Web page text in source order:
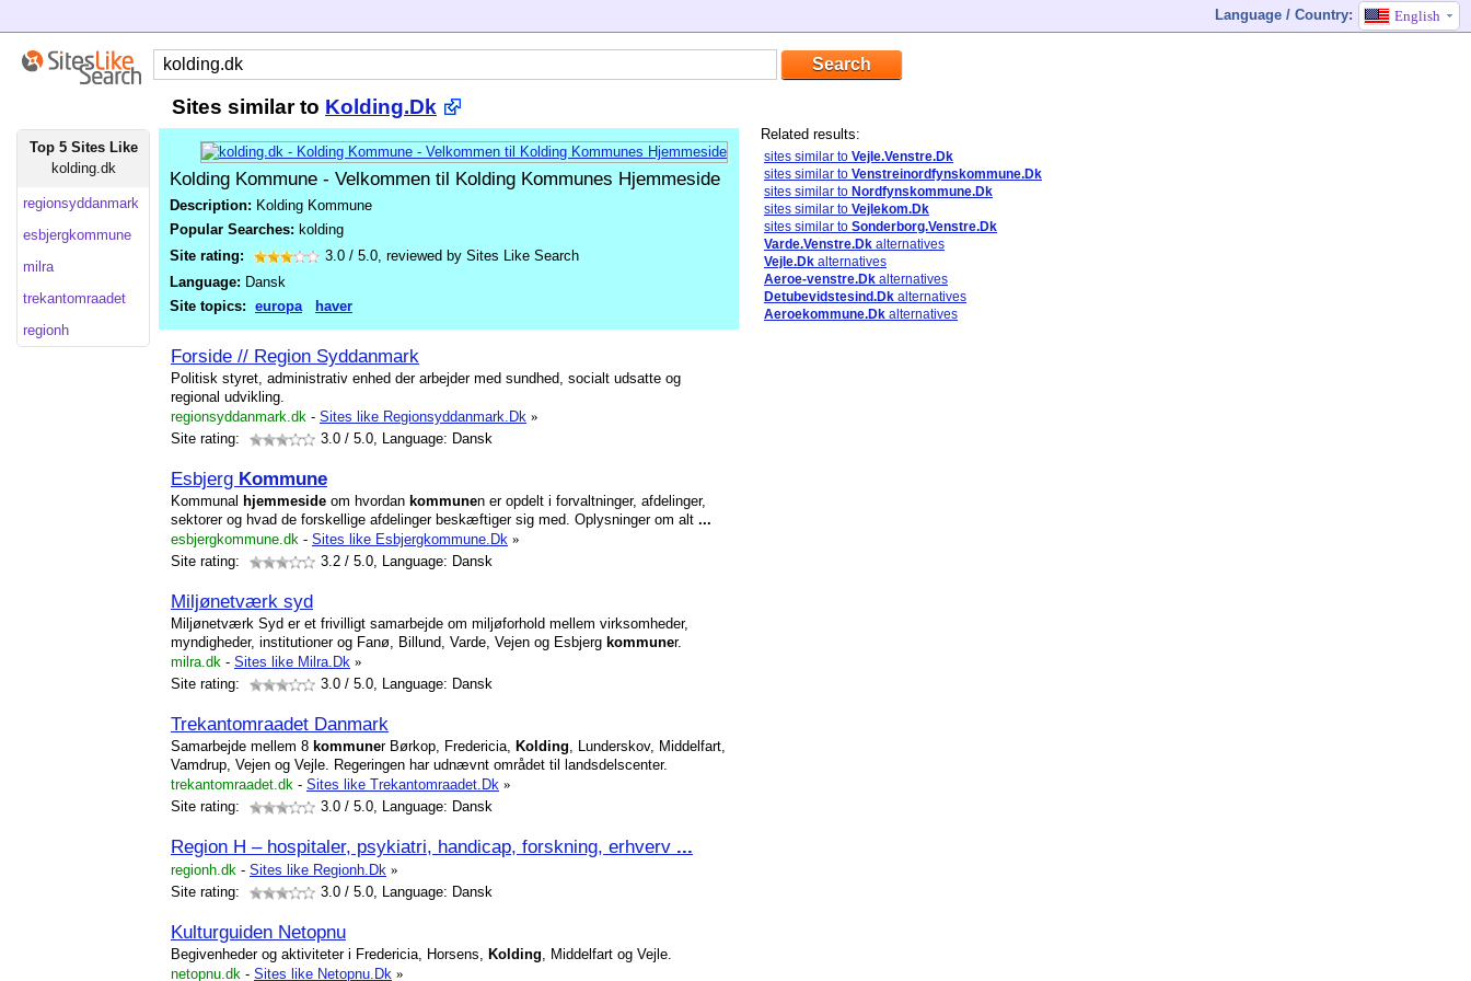
Language / Country: English
Sites similar to Kolding.Dk
Top 5 Sites Like
kolding.dk
regionsyddanmark
esbjergkommune
milra
trekantomraadet
regionh
Kolding Kommune - Velkommen til Kolding Kommunes Hjemmeside
Description: Kolding Kommune
Popular Searches: kolding
Site rating:
3.0 / 5.0, reviewed by Sites Like Search
Language: Dansk
Site topics: europa haver
Forside // Region Syddanmark
Politisk styret, administrativ enhed der arbejder med sundhed, socialt udsatte og
regional udvikling.
regionsyddanmark.dk - Sites like Regionsyddanmark.Dk »
Site rating:
3.0 / 5.0, Language: Dansk
Esbjerg Kommune
Kommunal hjemmeside om hvordan kommunen er opdelt i forvaltninger, afdelinger,
sektorer og hvad de forskellige afdelinger beskæftiger sig med. Oplysninger om alt ...
esbjergkommune.dk - Sites like Esbjergkommune.Dk »
Site rating:
3.2 / 5.0, Language: Dansk
Miljønetværk syd
Miljønetværk Syd er et frivilligt samarbejde om miljøforhold mellem virksomheder,
myndigheder, institutioner og Fanø, Billund, Varde, Vejen og Esbjerg kommuner.
milra.dk - Sites like Milra.Dk »
Site rating:
3.0 / 5.0, Language: Dansk
Trekantomraadet Danmark
Samarbejde mellem 8 kommuner Børkop, Fredericia, Kolding, Lunderskov, Middelfart,
Vamdrup, Vejen og Vejle. Regeringen har udnævnt området til landsdelscenter.
trekantomraadet.dk - Sites like Trekantomraadet.Dk »
Site rating:
3.0 / 5.0, Language: Dansk
Region H – hospitaler, psykiatri, handicap, forskning, erhverv ...
regionh.dk - Sites like Regionh.Dk »
Site rating:
3.0 / 5.0, Language: Dansk
Kulturguiden Netopnu
Begivenheder og aktiviteter i Fredericia, Horsens, Kolding, Middelfart og Vejle.
netopnu.dk - Sites like Netopnu.Dk »
Related results:
sites similar to Vejle.Venstre.Dk
sites similar to Venstreinordfynskommune.Dk
sites similar to Nordfynskommune.Dk
sites similar to Vejlekom.Dk
sites similar to Sonderborg.Venstre.Dk
Varde.Venstre.Dk alternatives
Vejle.Dk alternatives
Aeroe-venstre.Dk alternatives
Detubevidstesind.Dk alternatives
Aeroekommune.Dk alternatives